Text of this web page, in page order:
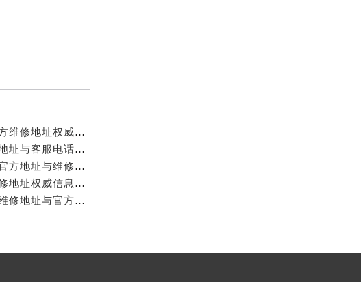
成都万国官方售后服务中心｜最新电话和官方维修地址权威信息公示（2026年7月最新）
亲身探访成都万国官方售后服务中心｜网点地址与客服电话（2026年7月最新）
亲身到店探访成都万国官方售后服务中心｜官方地址与维修热线（2026年7月最新）
成都万国官方售后服务中心｜最新热线及维修地址权威信息公示（2026年7月最新）
亲身到店探访成都万国官方售后服务中心｜维修地址与官方客服热线（2026年7月最新）